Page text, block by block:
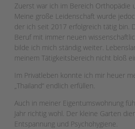
Zuerst war ich im Bereich Orthopädie
Meine große Leidenschaft wurde
der ich seit 2017 erfolgreich tätig bin.
Beruf mit immer neuen
bilde ich mich ständig weiter.
meinem Tätigkeitsbereich nicht bloß
Im Privatleben konnte ich mir heuer
„Thailand“ endlich erfüllen.
Auch in meiner Eigentumswohnung
Jahr richtig wohl. Der kleine Garten
Entspannung und Psychohygiene.